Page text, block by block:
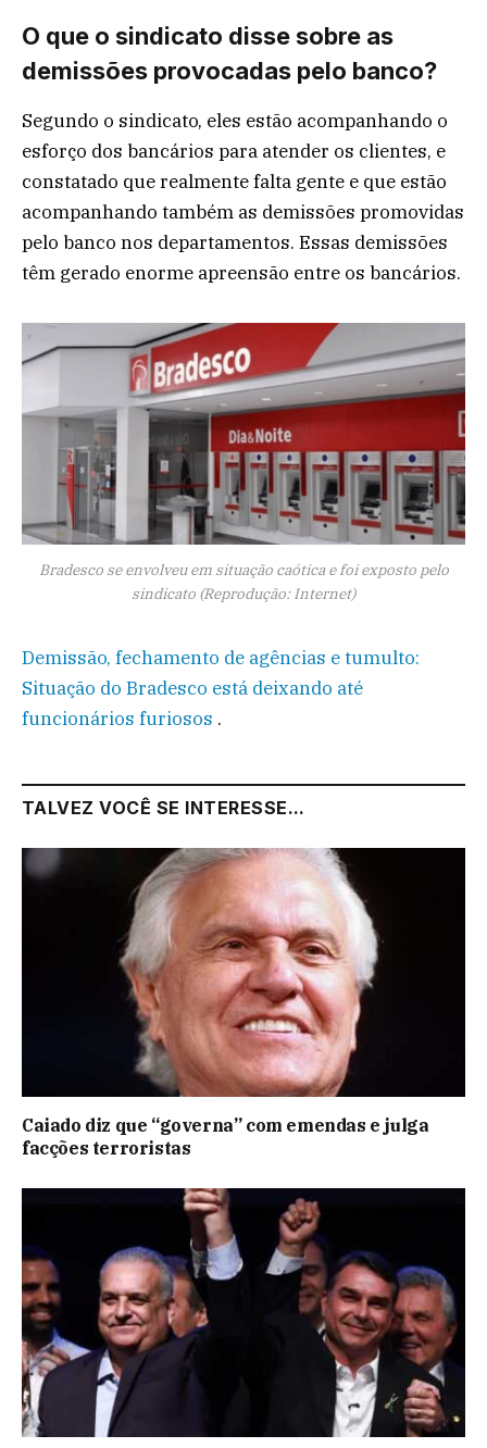
O que o sindicato disse sobre as
demissões provocadas pelo banco?
Segundo o sindicato, eles estão acompanhando o
esforço dos bancários para atender os clientes, e
constatado que realmente falta gente e que estão
acompanhando também as demissões promovidas
pelo banco nos departamentos. Essas demissões
têm gerado enorme apreensão entre os bancários.
Bradesco se envolveu em situação caótica e foi exposto pelo
sindicato (Reprodução: Internet)
Demissão, fechamento de agências e tumulto:
Situação do Bradesco está deixando até
funcionários furiosos .
TALVEZ VOCÊ SE INTERESSE...
Caiado diz que “governa” com emendas e julga
facções terroristas